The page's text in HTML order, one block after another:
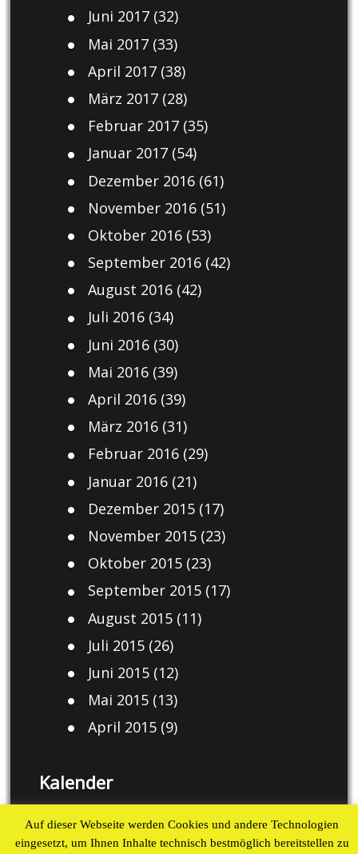
Juni 2017(32)
Mai 2017(33)
April 2017(38)
März 2017(28)
Februar 2017(35)
Januar 2017(54)
Dezember 2016(61)
November 2016(51)
Oktober 2016(53)
September 2016(42)
August 2016(42)
Juli 2016(34)
Juni 2016(30)
Mai 2016(39)
April 2016(39)
März 2016(31)
Februar 2016(29)
Januar 2016(21)
Dezember 2015(17)
November 2015(23)
Oktober 2015(23)
September 2015(17)
August 2015(11)
Juli 2015(26)
Juni 2015(12)
Mai 2015(13)
April 2015(9)
Kalender
M D M D F S S
Auf dieser Webseite werden Cookies und andere Technologien
eingesetzt, um Ihnen Inhalte technisch bestmöglich bereitstellen zu